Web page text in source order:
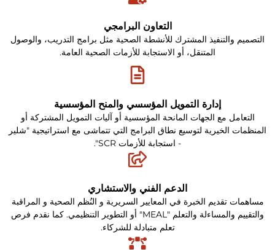
التعاون البرامجي
التصميم والتنفيذ المشترك للأنشطة الصحية مثل برامج التدريب، والوصول
المتنقل، أو الاستجابة للأزمات الصحية العامة.
إدارة التمويل المؤسسي والمنح المؤسسية
التعامل مع الجهات المانحة المؤسسية أو آليات التمويل المشتركة أو
المنظمات الخيرية لتوسيع نطاق البرامج التي تتماشى مع استراتيجية "شلير
- استجابة للأزمات SCR".
الدعم الفني والاستشاري
مساهمات تقديم الخبرة في المعايير السريرية و النُظم الصحية و المراقبة
والتقييم والمساءلة والتعلم "MEAL" أو التطوير التنظيمي. كما نقدم فرص
تعلم متبادلة للشركاء.